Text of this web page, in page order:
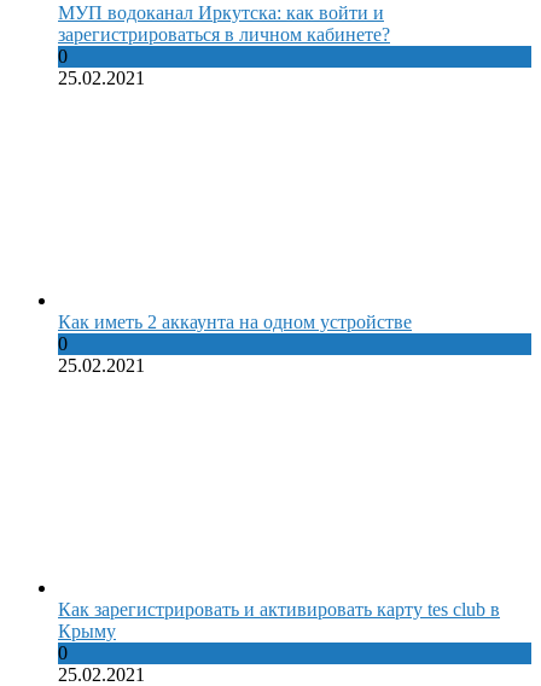
МУП водоканал Иркутска: как войти и
зарегистрироваться в личном кабинете?
0
25.02.2021
Как иметь 2 аккаунта на одном устройстве
0
25.02.2021
Как зарегистрировать и активировать карту tes club в
Крыму
0
25.02.2021